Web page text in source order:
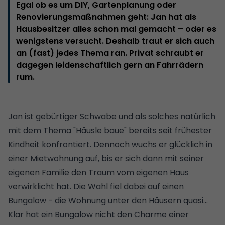
Egal ob es um DIY, Gartenplanung oder
Renovierungsmaßnahmen geht: Jan hat als
Hausbesitzer alles schon mal gemacht – oder es
wenigstens versucht. Deshalb traut er sich auch
an (fast) jedes Thema ran. Privat schraubt er
dagegen leidenschaftlich gern an Fahrrädern
rum.
Jan ist gebürtiger Schwabe und als solches natürlich
mit dem Thema "Häusle baue" bereits seit frühester
Kindheit konfrontiert. Dennoch wuchs er glücklich in
einer Mietwohnung auf, bis er sich dann mit seiner
eigenen Familie den Traum vom eigenen Haus
verwirklicht hat. Die Wahl fiel dabei auf einen
Bungalow - die Wohnung unter den Häusern quasi...
Klar hat ein Bungalow nicht den Charme einer